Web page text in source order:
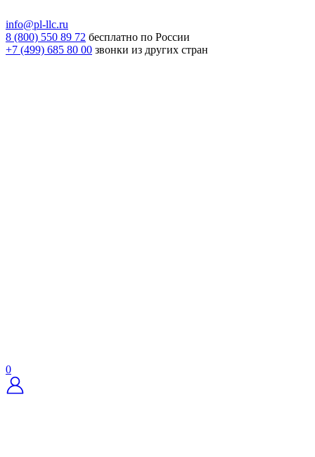
info@pl-llc.ru
8 (800) 550 89 72 бесплатно по России
+7 (499) 685 80 00 звонки из других стран
0